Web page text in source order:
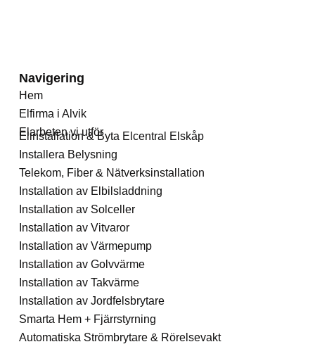
Navigering
Hem
Elfirma i Alvik
Elarbeten vi utför
Elinstallation & Byta Elcentral Elskåp
Installera Belysning
Telekom, Fiber & Nätverksinstallation
Installation av Elbilsladdning
Installation av Solceller
Installation av Vitvaror
Installation av Värmepump
Installation av Golvvärme
Installation av Takvärme
Installation av Jordfelsbrytare
Smarta Hem + Fjärrstyrning
Automatiska Strömbrytare & Rörelsevakt